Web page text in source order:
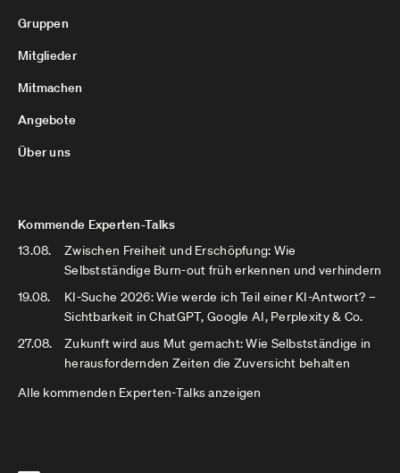
Gruppen
Mitglieder
Mitmachen
Angebote
Über uns
Kommende Experten-Talks
13.08.
Zwischen Freiheit und Erschöpfung: Wie
Selbstständige Burn-out früh erkennen und verhindern
19.08.
KI-Suche 2026: Wie werde ich Teil einer KI-Antwort? –
Sichtbarkeit in ChatGPT, Google AI, Perplexity & Co.
27.08.
Zukunft wird aus Mut gemacht: Wie Selbstständige in
herausfordernden Zeiten die Zuversicht behalten
Alle kommenden Experten-Talks anzeigen